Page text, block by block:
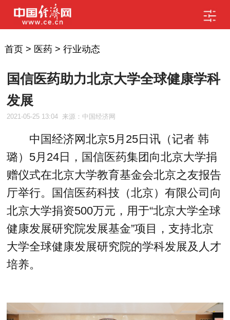
首页> 医药> 行业动态
国信医药助力北京大学全球健康学科
发展
2021-05-25 13:04 来源：中国经济网
中国经济网北京5月25日讯（记者 韩
璐）5月24日，国信医药集团向北京大学捐
赠仪式在北京大学教育基金会北京之友报告
厅举行。国信医药科技（北京）有限公司向
北京大学捐资500万元，用于“北京大学全球
健康发展研究院发展基金”项目，支持北京
大学全球健康发展研究院的学科发展及人才
培养。